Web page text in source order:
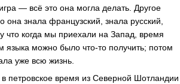
— всё это она могла делать. Другое
знала французский, знала русский,
что когда мы приехали на Запад, время
можно было что-то получить; потом
уже всю жизнь.
петровское время из Северной Шотландии